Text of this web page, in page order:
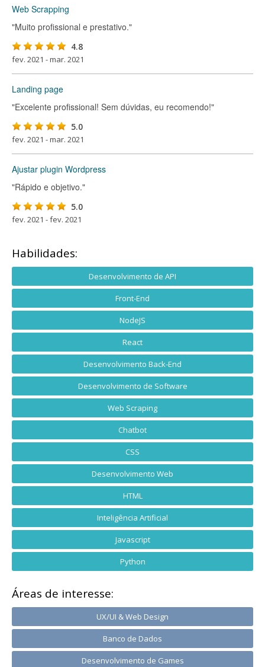
Web Scrapping
"Muito profissional e prestativo."
4.8
fev. 2021 - mar. 2021
Landing page
"Excelente profissional! Sem dúvidas, eu recomendo!"
5.0
fev. 2021 - mar. 2021
Ajustar plugin Wordpress
"Rápido e objetivo."
5.0
fev. 2021 - fev. 2021
Habilidades:
Desenvolvimento de API
Front-End
NodeJS
React
Desenvolvimento Back-End
Desenvolvimento de Software
Web Scraping
Chatbot
CSS
Desenvolvimento Web
HTML
Inteligência Artificial
Javascript
Python
Áreas de interesse:
UX/UI & Web Design
Banco de Dados
Desenvolvimento de Games